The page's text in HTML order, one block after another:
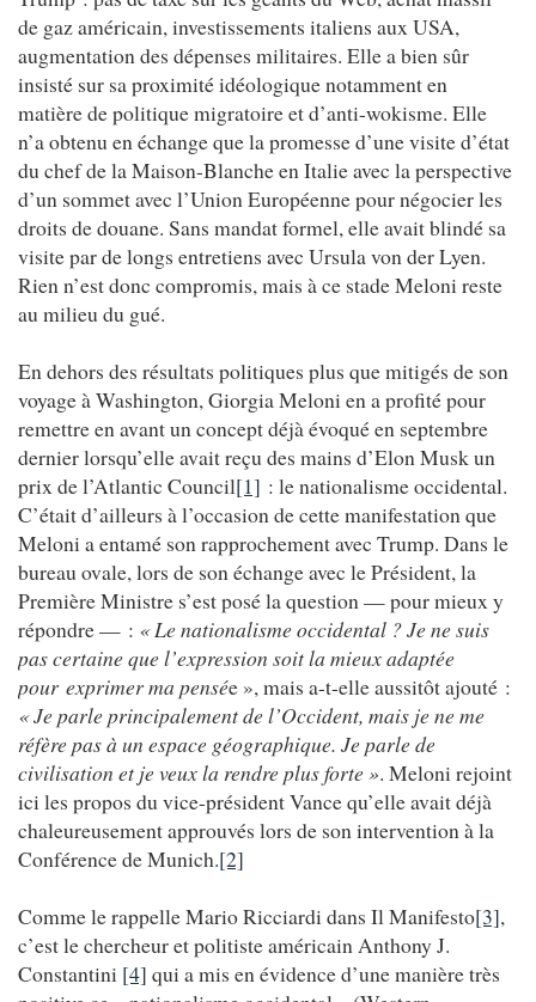
de gaz américain, investissements italiens aux USA,
augmentation des dépenses militaires. Elle a bien sûr
insisté sur sa proximité idéologique notamment en
matière de politique migratoire et d’anti-wokisme. Elle
n’a obtenu en échange que la promesse d’une visite d’état
du chef de la Maison-Blanche en Italie avec la perspective
d’un sommet avec l’Union Européenne pour négocier les
droits de douane. Sans mandat formel, elle avait blindé sa
visite par de longs entretiens avec Ursula von der Lyen.
Rien n’est donc compromis, mais à ce stade Meloni reste
au milieu du gué.
En dehors des résultats politiques plus que mitigés de son
voyage à Washington, Giorgia Meloni en a profité pour
remettre en avant un concept déjà évoqué en septembre
dernier lorsqu’elle avait reçu des mains d’Elon Musk un
prix de l’Atlantic Council[1] : le nationalisme occidental.
C’était d’ailleurs à l’occasion de cette manifestation que
Meloni a entamé son rapprochement avec Trump. Dans le
bureau ovale, lors de son échange avec le Président, la
Première Ministre s’est posé la question — pour mieux y
répondre — : « Le nationalisme occidental ? Je ne suis
pas certaine que l’expression soit la mieux adaptée
pour exprimer ma pensée », mais a-t-elle aussitôt ajouté :
« Je parle principalement de l’Occident, mais je ne me
réfère pas à un espace géographique. Je parle de
civilisation et je veux la rendre plus forte ». Meloni rejoint
ici les propos du vice-président Vance qu’elle avait déjà
chaleureusement approuvés lors de son intervention à la
Conférence de Munich.[2]
Comme le rappelle Mario Ricciardi dans Il Manifesto[3],
c’est le chercheur et politiste américain Anthony J.
Constantini [4] qui a mis en évidence d’une manière très